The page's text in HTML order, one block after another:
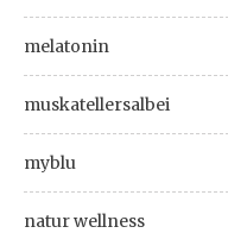
melatonin
muskatellersalbei
myblu
natur wellness